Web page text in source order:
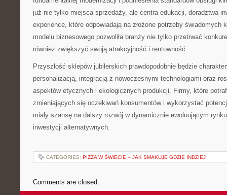
już nie tylko miejsca sprzedaży, ale centra edukacji, doradztwa
experience, które odpowiadają na złożone potrzeby świadomych
modelu biznesowego pozwoliła branży nie tylko przetrwać
również zwiększyć swoją atrakcyjność i rentowność.
Przyszłość sklepów jubilerskich prawdopodobnie będzie
personalizacją, integracją z nowoczesnymi technologiami oraz
aspektów etycznych i ekologicznych produkcji. Firmy, które
zmieniających się oczekiwań konsumentów i wykorzystać
miały szansę na dalszy rozwój w dynamicznie ewoluującym
inwestycji alternatywnych.
CATEGORIES: PIZZA W ŚWIECIE – JAK SMAKUJE GDZIE INDZIEJ
Comments are closed.